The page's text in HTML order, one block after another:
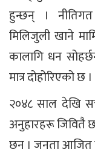
हुन्छन् ।
मिलिजुली खाने
कालागि धन
मात्र दोहोरिएको छ ।
२०४८ साल देखि
अनुहारहरू जिवितै
छन । जनता आजित